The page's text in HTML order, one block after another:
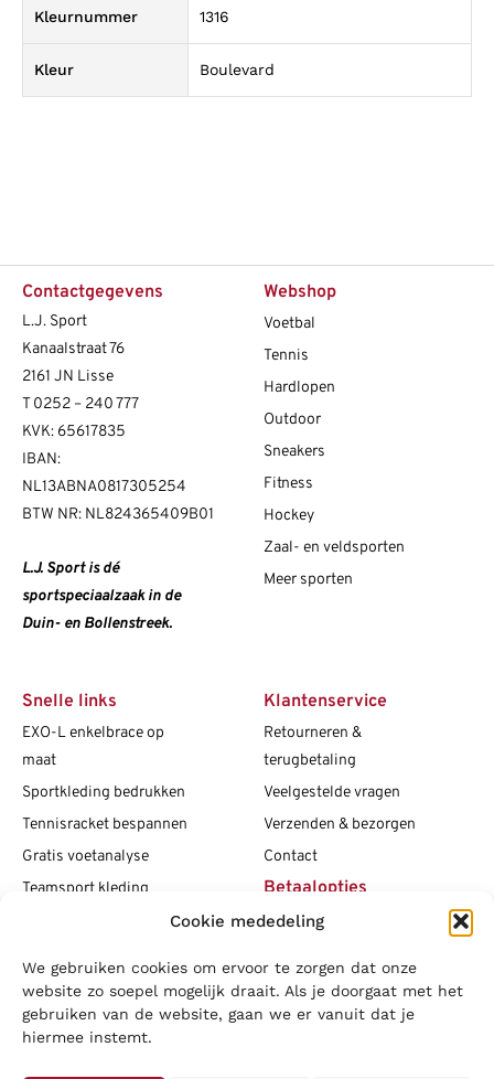
Cookie mededeling
We gebruiken cookies om ervoor te zorgen dat onze
website zo soepel mogelijk draait. Als je doorgaat met het
gebruiken van de website, gaan we er vanuit dat je
hiermee instemt.
Kleurnummer 1316
Kleur Boulevard
Contactgegevens
L.J. Sport
Kanaalstraat 76
2161 JN Lisse
T 0252 – 240 777
KVK: 65617835
IBAN:
NL13ABNA0817305254
BTW NR: NL824365409B01
L.J. Sport is dé
sportspeciaalzaak in de
Duin- en Bollenstreek.
Webshop
Voetbal
Tennis
Hardlopen
Outdoor
Sneakers
Fitness
Hockey
Zaal- en veldsporten
Meer sporten
Snelle links
EXO-L enkelbrace op
maat
Sportkleding bedrukken
Tennisracket bespannen
Gratis voetanalyse
Teamsport kleding
Vacatures
Blogs
Klantenservice
Retourneren &
terugbetaling
Veelgestelde vragen
Verzenden & bezorgen
Contact
Betaalopties
Social media